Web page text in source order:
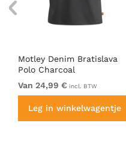
Motley Denim Bratislava
Polo Charcoal
Van 24,99 € incl. BTW
Leg in winkelwagentje